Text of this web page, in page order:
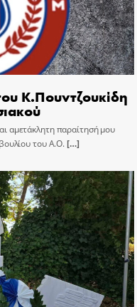
Κ.Πουντζουκίδη
αμετάκλητη παραίτησή μου
του Α.Ο.[…]